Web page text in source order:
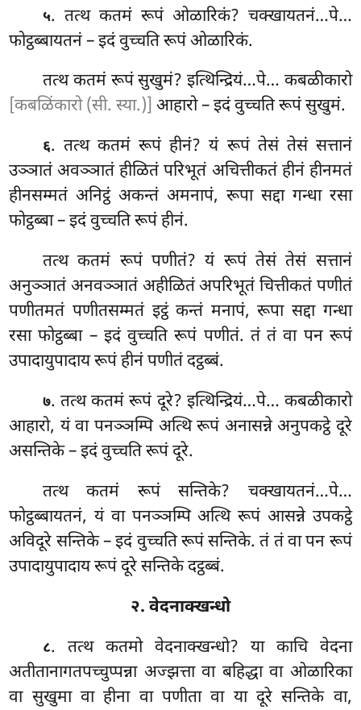
५. तत्थ कतमं रूपं ओळारिकं? चक्खायतनं…पे…
फोट्ठब्बायतनं – इदं वुच्चति रूपं ओळारिकं.
तत्थ कतमं रूपं सुखुमं? इत्थिन्द्रियं…पे… कबळीकारो
[कबळिंकारो (सी. स्या.)] आहारो – इदं वुच्चति रूपं सुखुमं.
६. तत्थ कतमं रूपं हीनं? यं रूपं तेसं तेसं सत्तानं
उञ्ञातं अवञ्ञातं हीळितं परिभूतं अचित्तीकतं हीनं हीनमतं
हीनसम्मतं अनिट्ठं अकन्तं अमनापं, रूपा सद्दा गन्धा रसा
फोट्ठब्बा – इदं वुच्चति रूपं हीनं.
तत्थ कतमं रूपं पणीतं? यं रूपं तेसं तेसं सत्तानं
अनुञ्ञातं अनवञ्ञातं अहीळितं अपरिभूतं चित्तीकतं पणीतं
पणीतमतं पणीतसम्मतं इट्ठं कन्तं मनापं, रूपा सद्दा गन्धा
रसा फोट्ठब्बा – इदं वुच्चति रूपं पणीतं. तं तं वा पन रूपं
उपादायुपादाय रूपं हीनं पणीतं दट्ठब्बं.
७. तत्थ कतमं रूपं दूरे? इत्थिन्द्रियं…पे… कबळीकारो
आहारो, यं वा पनञ्ञम्पि अत्थि रूपं अनासन्ने अनुपकट्ठे दूरे
असन्तिके – इदं वुच्चति रूपं दूरे.
तत्थकतमं रूपं सन्तिके? चक्खायतनं…पे…
फोट्ठब्बायतनं, यं वा पनञ्ञम्पि अत्थि रूपं आसन्ने उपकट्ठे
अविदूरे सन्तिके – इदं वुच्चति रूपं सन्तिके. तं तं वा पन रूपं
उपादायुपादाय रूपं दूरे सन्तिके दट्ठब्बं.
२. वेदनाक्खन्धो
८. तत्थ कतमो वेदनाक्खन्धो? या काचि वेदना
अतीतानागतपच्चुप्पन्ना अज्झत्ता वा बहिद्धा वा ओळारिका
वा सुखुमा वा हीना वा पणीता वा या दूरे सन्तिके वा,